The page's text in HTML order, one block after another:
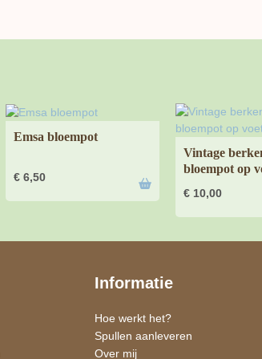
Emsa bloempot
€ 6,50
Vintage
bloempot op
€ 10,00
Informatie
Hoe werkt het?
Spullen aanleveren
Over mij